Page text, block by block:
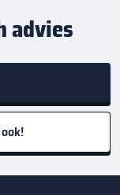
advies